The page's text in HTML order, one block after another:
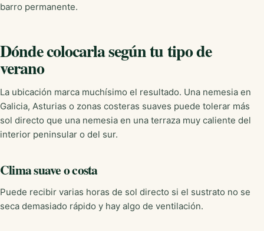
barro permanente.
Dónde colocarla según tu tipo de
verano
La ubicación marca muchísimo el resultado. Una nemesia en
Galicia, Asturias o zonas costeras suaves puede tolerar más
sol directo que una nemesia en una terraza muy caliente del
interior peninsular o del sur.
Clima suave o costa
Puede recibir varias horas de sol directo si el sustrato no se
seca demasiado rápido y hay algo de ventilación.